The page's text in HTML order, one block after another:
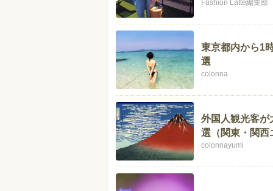
Fashion Latte編集部
東京都内から1
選
colonna
外国人観光客が
選（関東・関西
colonnayumi